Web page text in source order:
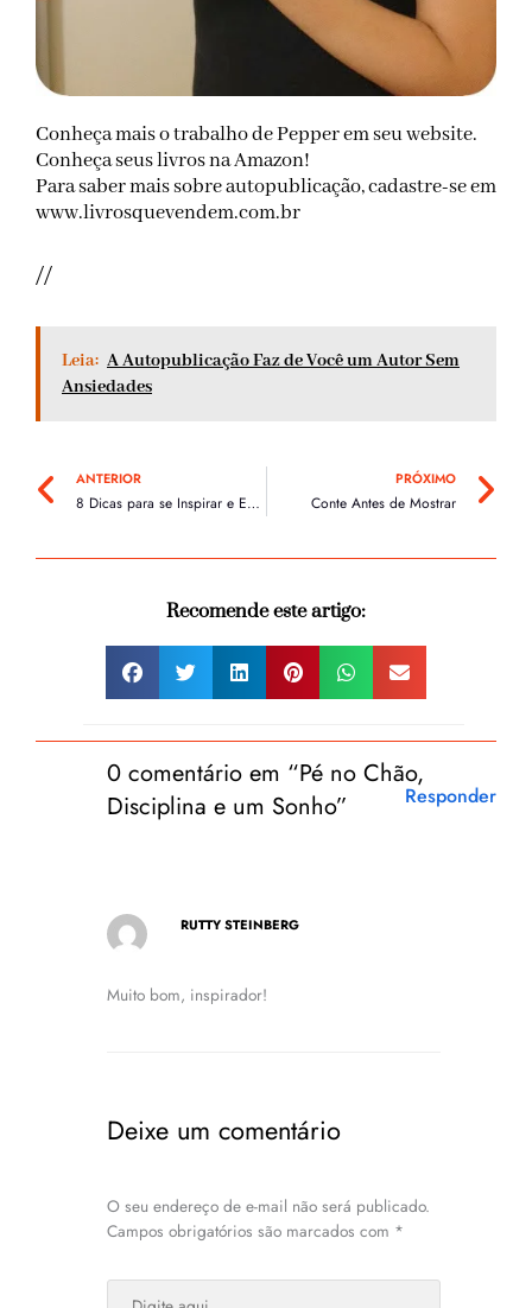
Conheça mais o trabalho de Pepperem seu website.
Conheça seus livros na Amazon!
Para saber mais sobre autopublicação, cadastre-se em
www.livrosquevendem.com.br
//
Leia: A Autopublicação Faz de Você um Autor Sem
Ansiedades
Anterior
ANTERIOR
8 Dicas para se Inspirar e Escrever um Livro
PRÓXIMO
Conte Antes de Mostrar
Recomende este artigo:
0 comentário em “Pé no Chão,
Disciplina e um Sonho”
RUTTY STEINBERG
Muito bom, inspirador!
Responder
Deixe um comentário
O seu endereço de e-mail não será publicado.
Campos obrigatórios são marcados com *